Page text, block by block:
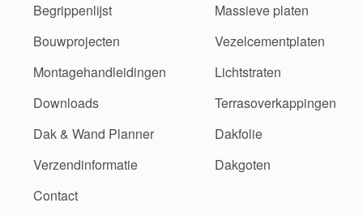
Begrippenlijst
Bouwprojecten
Montagehandleidingen
Downloads
Dak & Wand Planner
Verzendinformatie
Contact
Massieve platen
Vezelcementplaten
Lichtstraten
Terrasoverkappingen
Dakfolie
Dakgoten